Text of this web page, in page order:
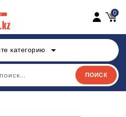
0
категорию arrow_drop_down
ПОИСК